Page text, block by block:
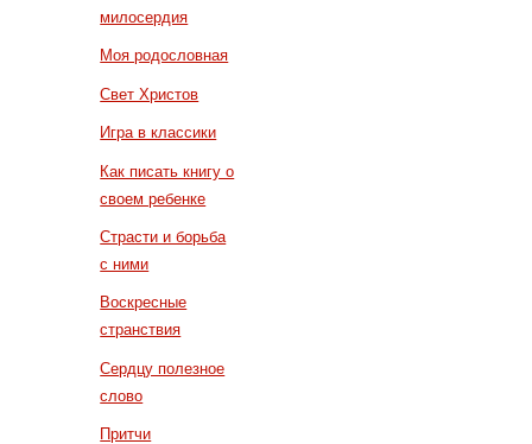
милосердия
Моя родословная
Свет Христов
Игра в классики
Как писать книгу о
своем ребенке
Страсти и борьба
с ними
Воскресные
странствия
Сердцу полезное
слово
Притчи